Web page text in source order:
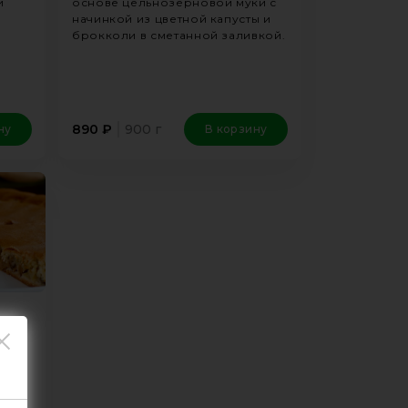
начинкой из цветной капусты и
брокколи в сметанной заливкой.
890 ₽ 900 г В корзину